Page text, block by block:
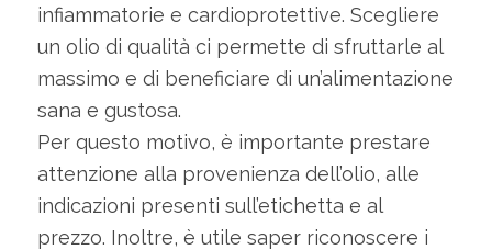
infiammatorie e cardioprotettive. Scegliere
un olio di qualità ci permette di sfruttarle al
massimo e di beneficiare di un’alimentazione
sana e gustosa.
Per questo motivo, è importante prestare
attenzione alla provenienza dell’olio, alle
indicazioni presenti sull’etichetta e al
prezzo. Inoltre, è utile saper riconoscere i